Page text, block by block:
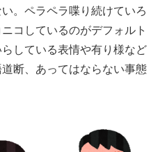
。ペラペラ喋り続けていろ
コしているのがデフォルト
している表情や有り様など
断、あってはならない事態